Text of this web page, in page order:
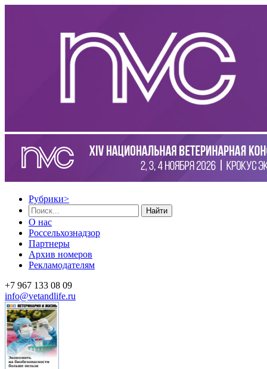
Рубрики>
Найти
О нас
Россельхознадзор
Партнеры
Архив номеров
Рекламодателям
+7 967 133 08 09
info@vetandlife.ru